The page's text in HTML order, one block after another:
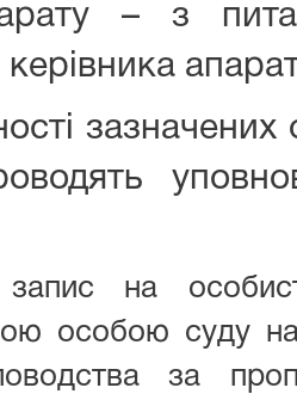
– з
запис на
особою суду
за